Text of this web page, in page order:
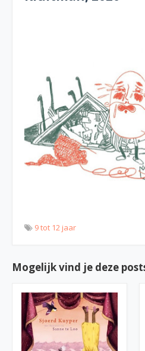
9 tot 12 jaar
Mogelijk vind je deze